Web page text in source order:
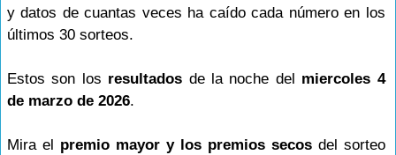
y datos de cuantas veces ha caído cada número en los
últimos 30 sorteos.
Estos son los resultados de la noche del miercoles 4
de marzo de 2026.
Mira el premio mayor y los premios secosdel sorteo